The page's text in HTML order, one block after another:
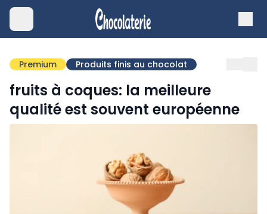
Premium Produits finis au chocolat
fruits à coques: la meilleure
qualité est souvent européenne